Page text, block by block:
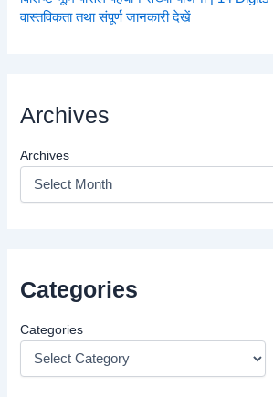
वास्तविकता तथा संपूर्ण जानकारी देखें
Archives
Archives
Categories
Categories